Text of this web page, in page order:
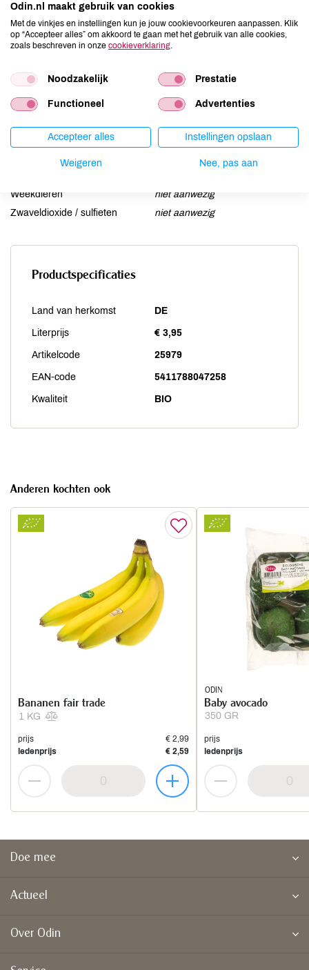
Gluten
niet aanwezig
Lactose
niet aanwezig
Lupine
niet aanwezig
Noten
niet aanwezig
Schaaldieren
niet aanwezig
niet aanwezig
niet aanwezig
Weekdieren
niet aanwezig
Zwaveldioxide / sulfieten
niet aanwezig
Productspecificaties
Land van herkomst DE
Literprijs € 3,95
Artikelcode 25979
EAN-code 5411788047258
Kwaliteit BIO
Anderen kochten ook
1 KG
Bananen fair trade
prijs
€ 2,99
ledenprijs
€ 2,59
ODIN
350 GR
Baby avocado
prijs
ledenprijs
Doe mee
Actueel
Over Odin
Odin.nl maakt gebruik van cookies
Met de vinkjes en instellingen kun je jouw cookievoorkeuren aanpassen. Klik
op “Accepteer alles” om akkoord te gaan met het gebruik van alle cookies,
zoals beschreven in onze cookieverklaring
Noodzakelijk Prestatie
Functioneel Advertenties
Accepteer alles Instellingen opslaan
Weigeren Nee, pas aan